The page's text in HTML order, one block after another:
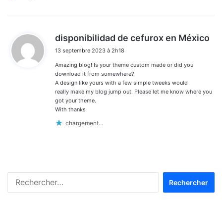
disponibilidad de cefurox en México
13 septembre 2023 à 2h18
Amazing blog! Is your theme custom made or did you
download it from somewhere?
A design like yours with a few simple tweeks would
really make my blog jump out. Please let me know where you
got your theme.
With thanks
chargement…